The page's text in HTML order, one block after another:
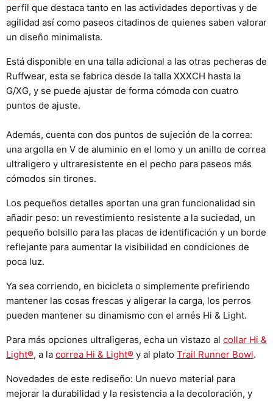
perfil que destaca tanto en las actividades deportivas y de
agilidad así como paseos citadinos de quienes saben valorar
un diseño minimalista.
Está disponible en una talla adicional a las otras pecheras de
Ruffwear, esta se fabrica desde la talla XXXCH hasta la
G/XG, y se puede ajustar de forma cómoda con cuatro
puntos de ajuste.
Además, cuenta con dos puntos de sujeción de la correa:
una argolla en V de aluminio en el lomo y un anillo de correa
ultraligero y ultraresistente en el pecho para paseos más
cómodos sin tirones.
Los pequeños detalles aportan una gran funcionalidad sin
añadir peso: un revestimiento resistente a la suciedad, un
pequeño bolsillo para las placas de identificación y un borde
reflejante para aumentar la visibilidad en condiciones de
poca luz.
Ya sea corriendo, en bicicleta o simplemente prefiriendo
mantener las cosas frescas y aligerar la carga, los perros
pueden mantener su dinamismo con el arnés Hi & Light.
Para más opciones ultraligeras, echa un vistazo al collar Hi &
Light®, a la correa Hi & Light® y al plato Trail Runner Bowl.
Novedades de este rediseño: Un nuevo material para
mejorar la durabilidad y la resistencia a la decoloración, y